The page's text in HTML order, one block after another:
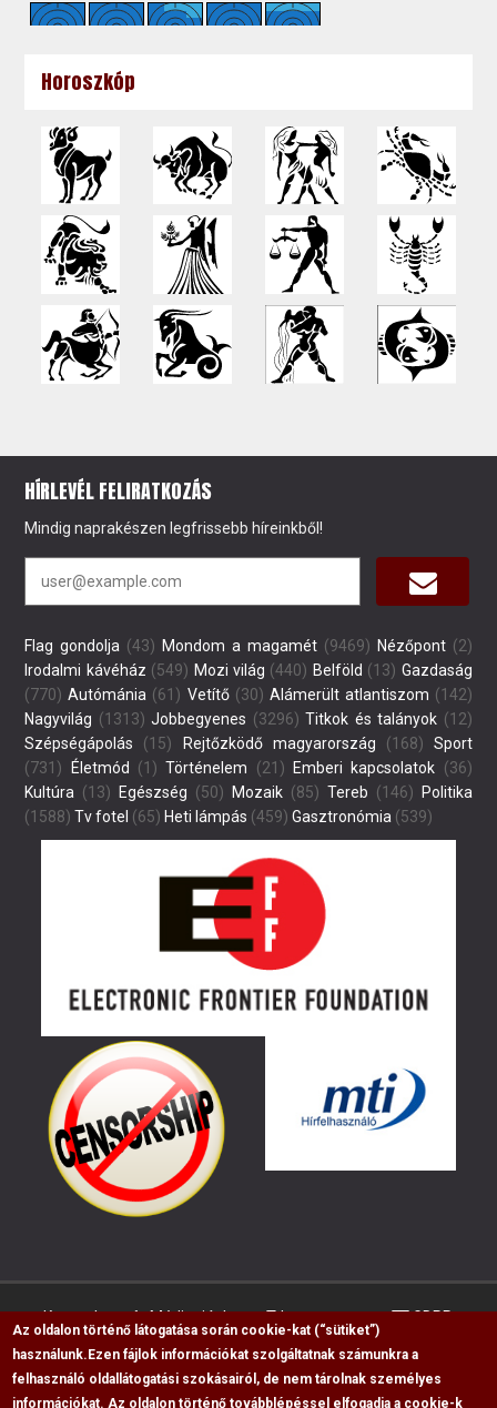
Horoszkóp
HÍRLEVÉL FELIRATKOZÁS
Mindig naprakészen legfrissebb híreinkből!
Flag gondolja (43) Mondom a magamét(9469) Nézőpont(2)
Irodalmi kávéház (549) Mozi világ (440) Belföld (13) Gazdaság
(770) Autómánia (61) Vetítő(30) Alámerült atlantiszom (142)
Nagyvilág (1313) Jobbegyenes (3296) Titkok és talányok (12)
Szépségápolás (15) Rejtőzködő magyarország (168)
Sport
(731)
Életmód (1) Történelem (21) Emberi kapcsolatok (36)
Kultúra (13) Egészség (50) Mozaik (85) Tereb (146)
Politika
(1588) Tv fotel (65) Heti lámpás (459) Gasztronómia (539)
Kapcsolat Médiaajánlat Impresszum GDPR
RSS
Az oldalon történő látogatása során cookie-kat (“sütiket”)
használunk. Ezen fájlok információkat szolgáltatnak számunkra a
felhasználó oldallátogatási szokásairól, de nem tárolnak személyes
információkat. Az oldalon történő továbblépéssel elfogadja a cookie-k